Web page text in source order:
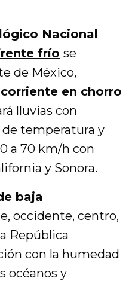
Nacional
frío se
de México,
corriente en chorro
lluvias con
de temperatura y
a 70 km/h con
y Sonora.
baja
occidente, centro,
República
con la humedad
océanos y